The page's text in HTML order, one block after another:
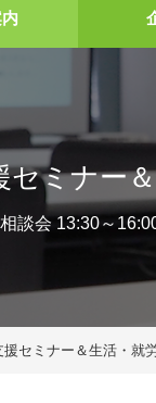
ミナー
談会 13:30～
援セミナー＆生活・就